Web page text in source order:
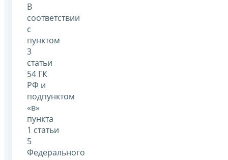
В
соответствии
с
пунктом
3
статьи
54 ГК
РФ и
подпунктом
«в»
пункта
1 статьи
5
Федерального